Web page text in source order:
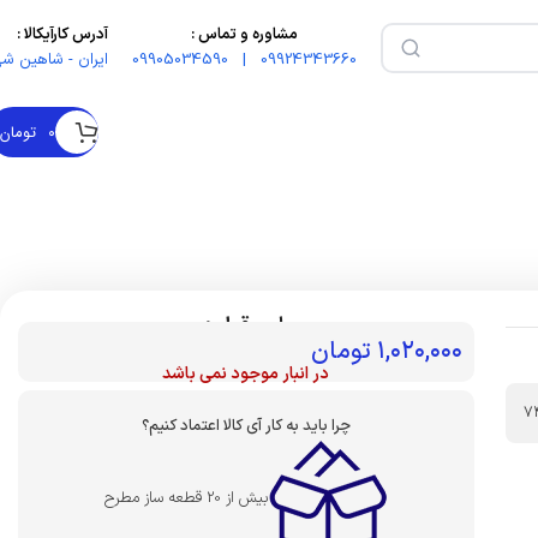
مشاوره و تماس :
09924343660 | 09905034590
آدرس کارآیکالا :
ایران - شاهین
۰ تومان
بهای قطعه :
۱,۰۲۰,۰۰۰ تومان
در انبار موجود نمی باشد
چرا باید به کار آی کالا اعتماد کنیم؟
بیش از 20 قطعه ساز مطرح